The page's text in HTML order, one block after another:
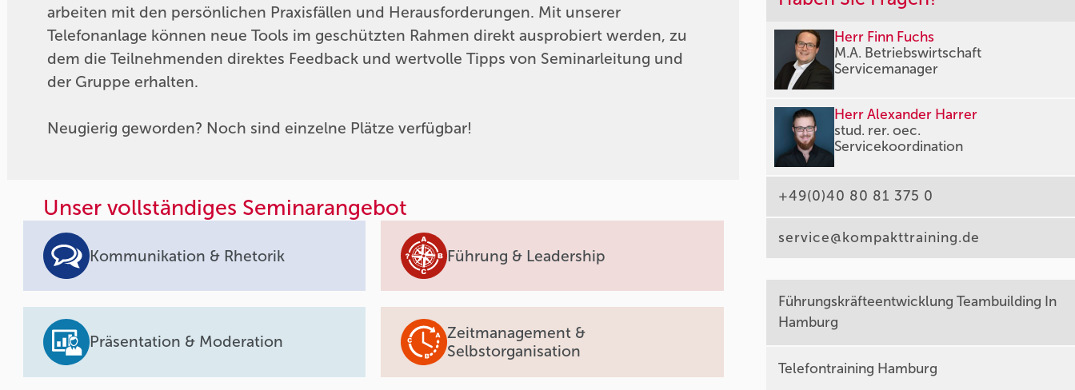
arbeiten mit den persönlichen Praxisfällen und Herausforderungen. Mit unserer
Telefonanlage können neue Tools im geschützten Rahmen direkt ausprobiert werden, zu
dem die Teilnehmenden direktes Feedback und wertvolle Tipps von Seminarleitung und
der Gruppe erhalten.
Neugierig geworden? Noch sind einzelne Plätze verfügbar!
Unser vollständiges Seminarangebot
Kommunikation & Rhetorik Führung & Leadership
Präsentation & Moderation
Zeitmanagement &
Selbstorganisation
Herr Finn Fuchs
M.A. Betriebswirtschaft
Servicemanager
Herr Alexander Harrer
stud. rer. oec.
Servicekoordination
+49(0)40 80 81 375 0
service@kompakttraining.de
Führungskräfteentwicklung Teambuilding In
Hamburg
Telefontraining Hamburg